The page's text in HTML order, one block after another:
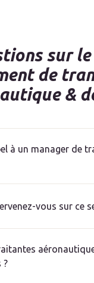
sur le
de
&
à un manager de
vous sur ce
?